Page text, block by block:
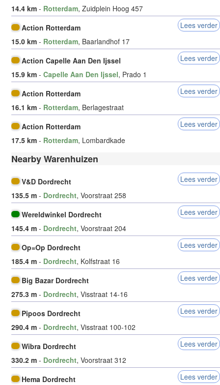
14.4 km - Rotterdam, Zuidplein Hoog 457
Action Rotterdam
Lees verder
15.0 km - Rotterdam, Baarlandhof 17
Action Capelle Aan Den Ijssel
Lees verder
15.9 km - Capelle Aan Den Ijssel, Prado 1
Action Rotterdam
Lees verder
16.1 km - Rotterdam, Berlagestraat
Action Rotterdam
Lees verder
17.5 km - Rotterdam, Lombardkade
Nearby Warenhuizen
V&D Dordrecht
Lees verder
135.5 m - Dordrecht, Voorstraat 258
Wereldwinkel Dordrecht
Lees verder
145.4 m - Dordrecht, Voorstraat 204
Op=Op Dordrecht
Lees verder
185.4 m - Dordrecht, Kolfstraat 16
Big Bazar Dordrecht
Lees verder
275.3 m - Dordrecht, Visstraat 14-16
Pipoos Dordrecht
Lees verder
290.4 m - Dordrecht, Visstraat 100-102
Wibra Dordrecht
Lees verder
330.2 m - Dordrecht, Voorstraat 312
Hema Dordrecht
Lees verder